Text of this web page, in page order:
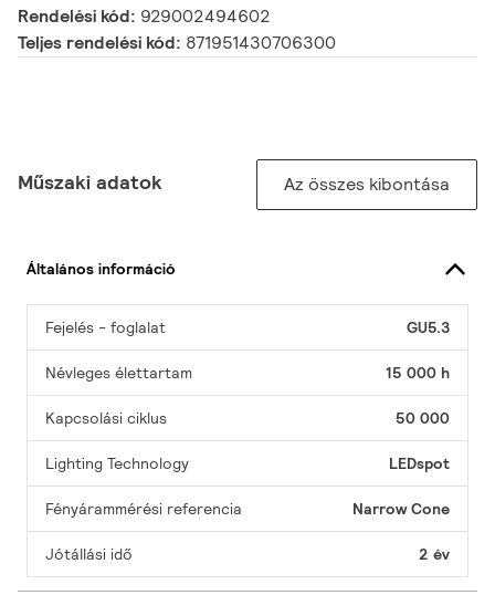
Rendelési kód: 929002494602
Teljes rendelési kód: 871951430706300
Műszaki adatok Az összes kibontása
Általános információ
Fejelés - foglalat GU5.3
Névleges élettartam 15 000 h
Kapcsolási ciklus 50 000
Lighting Technology LEDspot
Fényárammérési referencia Narrow Cone
Jótállási idő 2 év